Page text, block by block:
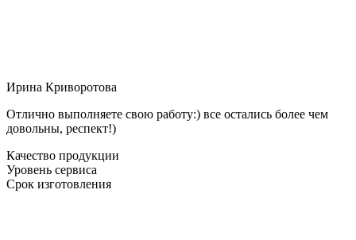
Ирина Криворотова
Отлично выполняете свою работу:) все остались более чем
довольны, респект!)
Качество продукции
Уровень сервиса
Срок изготовления